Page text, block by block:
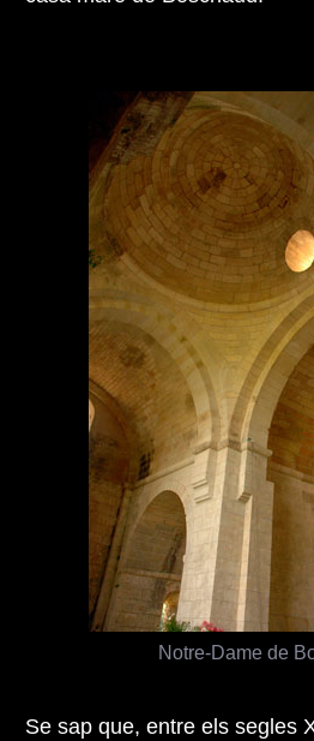
Se sap que, entre els segles
Notre-Dame de